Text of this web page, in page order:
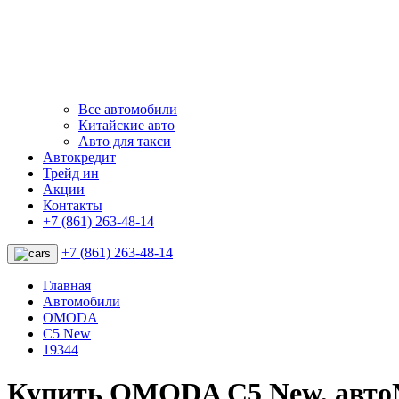
Все автомобили
Китайские авто
Авто для такси
Автокредит
Трейд ин
Акции
Контакты
+7 (861) 263-48-14
+7 (861) 263-48-14
Главная
Автомобили
OMODA
C5 New
19344